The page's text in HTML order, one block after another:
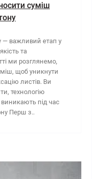
суміш
— важливий етап у
та
ми розглянемо,
щоб уникнути
листів. Ви
технологію
під час
Перш з..